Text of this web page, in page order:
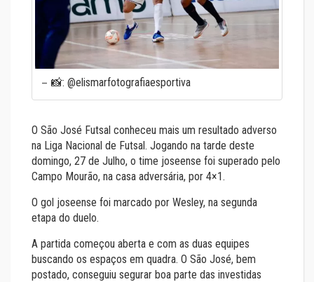
📸: @elismarfotografiaesportiva
O São José Futsal conheceu mais um resultado adverso
na Liga Nacional de Futsal. Jogando na tarde deste
domingo, 27 de Julho, o time joseense foi superado pelo
Campo Mourão, na casa adversária, por 4×1.
O gol joseense foi marcado por Wesley, na segunda
etapa do duelo.
A partida começou aberta e com as duas equipes
buscando os espaços em quadra. O São José, bem
postado, conseguiu segurar boa parte das investidas